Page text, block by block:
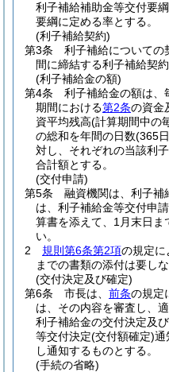
利子補給補助金等交付要
要綱に定める率とする。
(利子補給契約)
第3条
利子補給についての
間に締結する利子補給契
(利子補給金の額)
第4条
利子補給金の額は、
期間における第2条の資金
資平均残高(計算期間中の
の総和を年間の日数(365
対し、それぞれの当該利
合計額とする。
(交付申請)
第5条
融資機関は、利子補
は、利子補給金等交付申
算書を添えて、1月末日ま
い。
2
規則第6条第2項の規定に
までの書類の添付は要しな
(交付決定及び確定)
第6条
市長は、 前条の規定
は、その内容を審査し、
利子補給金の交付決定及
等交付決定(交付額確定)通
し通知するものとする。
(手続の省略)